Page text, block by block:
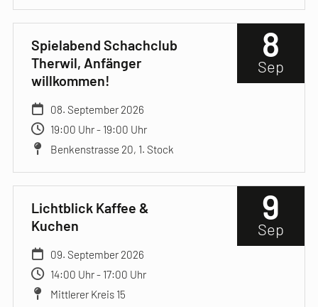
8
Sep
Spielabend Schachclub
Therwil, Anfänger
willkommen!
08. September 2026
19:00 Uhr - 19:00 Uhr
Benkenstrasse 20, 1. Stock
9
Sep
Lichtblick Kaffee &
Kuchen
09. September 2026
14:00 Uhr - 17:00 Uhr
Mittlerer Kreis 15